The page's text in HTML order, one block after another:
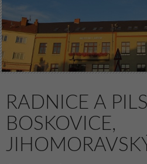
RADNICE A
BOSKOVICE,